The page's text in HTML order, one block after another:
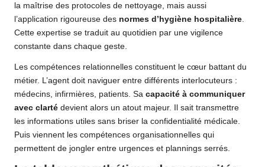
la maîtrise des protocoles de nettoyage, mais aussi
l’application rigoureuse des normes d’hygiène hospitalière.
Cette expertise se traduit au quotidien par une vigilence
constante dans chaque geste.
Les compétences relationnelles constituent le cœur battant du
métier. L’agent doit naviguer entre différents interlocuteurs :
médecins, infirmières, patients. Sa capacité à communiquer
avec clarté devient alors un atout majeur. Il sait transmettre
les informations utiles sans briser la confidentialité médicale.
Puis viennent les compétences organisationnelles qui
permettent de jongler entre urgences et plannings serrés.